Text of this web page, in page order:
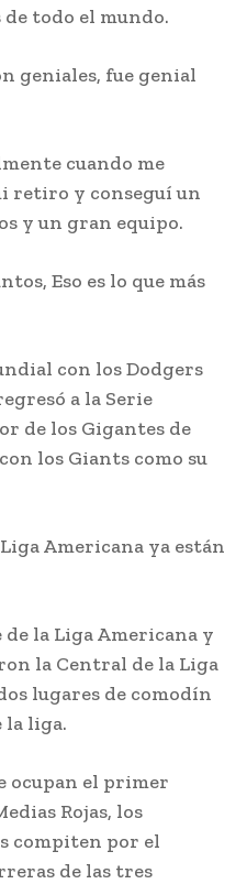
todo el mundo.
geniales, fue genial
cuando me
retiro y conseguí un
y un gran equipo.
Eso es lo que más
con los Dodgers
a la Serie
de los Gigantes de
los Giants como su
Americana ya están
de la Liga Americana y
la Central de la Liga
lugares de comodín
la liga.
ocupan el primer
Rojas, los
compiten por el
de las tres